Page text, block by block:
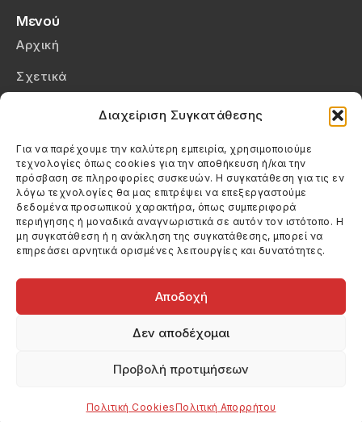
Διαχείριση Συγκατάθεσης
Για να παρέχουμε την καλύτερη εμπειρία, χρησιμοποιούμε
τεχνολογίες όπως cookies για την αποθήκευση ή/και την
πρόσβαση σε πληροφορίες συσκευών. Η συγκατάθεση για τις εν
λόγω τεχνολογίες θα μας επιτρέψει να επεξεργαστούμε
δεδομένα προσωπικού χαρακτήρα, όπως συμπεριφορά
περιήγησης ή μοναδικά αναγνωριστικά σε αυτόν τον ιστότοπο. Η
μη συγκατάθεση ή η ανάκληση της συγκατάθεσης, μπορεί να
επηρεάσει αρνητικά ορισμένες λειτουργίες και δυνατότητες.
Αποδοχή
Δεν αποδέχομαι
Προβολή προτιμήσεων
Πολιτική CookiesΠολιτική Απορρήτου
Μενού
Αρχική
Σχετικά
Πολιτική Cookies (ΕΕ)
Στοιχεία Επικοινωνίας
Καλεσέ μας
(+30) 6974123481
Στείλε μας email
info@filmandtheater.gr
Copyright 2026 Filmandtheater / All rights reserved